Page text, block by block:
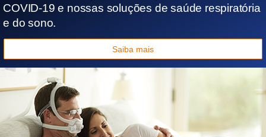
COVID-19 e nossas soluções de saúde respiratória
e do sono.
Saiba mais